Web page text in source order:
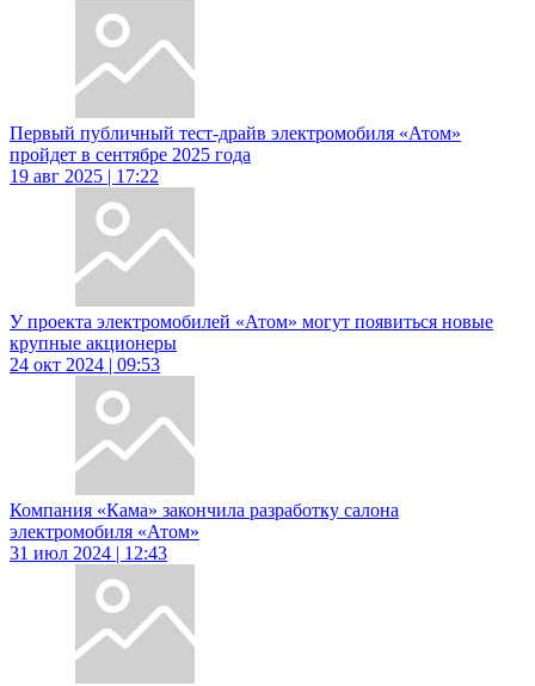
Первый публичный тест-драйв электромобиля «Атом»
пройдет в сентябре 2025 года
19 авг 2025 | 17:22
У проекта электромобилей «Атом» могут появиться новые
крупные акционеры
24 окт 2024 | 09:53
Компания «Кама» закончила разработку салона
электромобиля «Атом»
31 июл 2024 | 12:43